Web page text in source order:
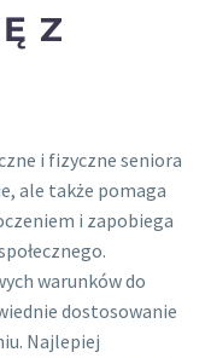
Z
i fizyczne seniora
ale także pomaga
i zapobiega
warunków do
dostosowanie
Najlepiej